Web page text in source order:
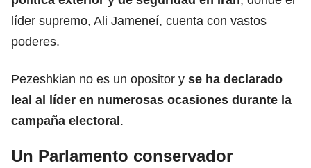
líder supremo, Ali Jameneí, cuenta con vastos
poderes.
Pezeshkian no es un opositor y se ha declarado
leal al líder en numerosas ocasiones durante la
campaña electoral.
Un Parlamento conservador